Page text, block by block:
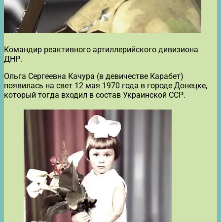
Командир реактивного артиллерийского дивизиона
ДНР.
Ольга Сергеевна Качура (в девичестве Карабет)
появилась на свет 12 мая 1970 года в городе Донецке,
который тогда входил в состав Украинской ССР.